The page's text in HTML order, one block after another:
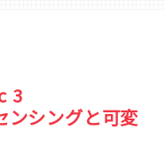
3
シングと可変